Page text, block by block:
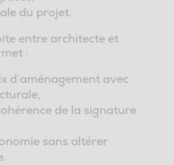
du projet.
entre architecte et
:
d’aménagement avec
de la signature
sans altérer